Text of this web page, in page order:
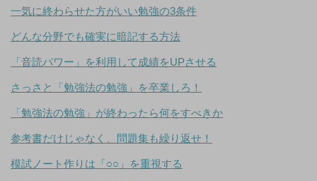
一気に終わらせた方がいい勉強の3条件
どんな分野でも確実に暗記する方法
「音読パワー」を利用して成績をUPさせる
さっさと「勉強法の勉強」を卒業しろ！
「勉強法の勉強」が終わったら何をすべきか
参考書だけじゃなく、問題集も繰り返せ！
模試ノート作りは「○○」を重視する